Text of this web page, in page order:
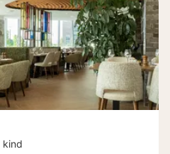
kind